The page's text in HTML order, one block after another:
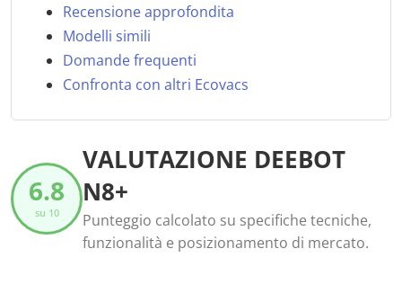
Recensione approfondita
Modelli simili
Domande frequenti
Confronta con altri Ecovacs
6.8
su 10
VALUTAZIONE DEEBOT
N8+
Punteggio calcolato su specifiche tecniche,
funzionalità e posizionamento di mercato.